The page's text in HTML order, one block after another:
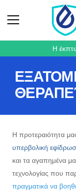
Η
Η προτεραιότητα
υπερβολική
και τα αγαπημένα
τεχνολογίας που
πραγματικά να